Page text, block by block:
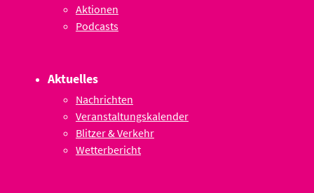
Aktionen
Podcasts
Aktuelles
Nachrichten
Veranstaltungskalender
Blitzer & Verkehr
Wetterbericht